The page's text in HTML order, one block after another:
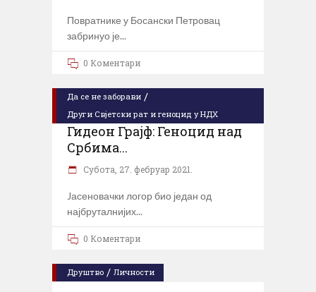
Повратнике у Босански Петровац
забринуо је
0 Коментари
Да се не заборави /
Други Свјетски рат и геноцид у НДХ
Гидеон Грајф: Геноцид над
Србима...
Субота, 27. фебруар 2021.
Jасеновачки логор био један од
најбруталнијих
0 Коментари
Друштво / Личности